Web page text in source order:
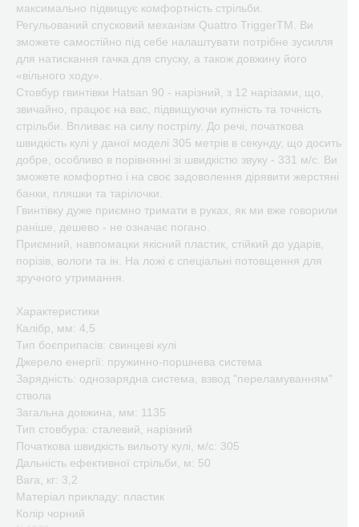
максимально підвищує комфортність стрільби.
Регульований спусковий механізм Quattro TriggerTM. Ви
зможете самостійно під себе налаштувати потрібне зусилля
для натискання гачка для спуску, а також довжину його
«вільного ходу».
Стовбур гвинтівки Hatsan 90 - нарізний, з 12 нарізами, що,
звичайно, працює на вас, підвищуючи купність та точність
стрільби. Впливає на силу пострілу. До речі, початкова
швидкість кулі у даної моделі 305 метрів в секунду, що досить
добре, особливо в порівнянні зі швидкістю звуку - 331 м/с. Ви
зможете комфортно і на своє задоволення дірявити жерстяні
банки, пляшки та тарілочки.
Гвинтівку дуже приємно тримати в руках, як ми вже говорили
раніше, дешево - не означає погано.
Приємний, навпомацки якісний пластик, стійкий до ударів,
порізів, вологи та ін. На ложі є спеціальні потовщення для
зручного утримання.
Характеристики
Калібр, мм: 4,5
Тип боєприпасів: свинцеві кулі
Джерело енергії: пружинно-поршнева система
Зарядність: однозарядна система, взвод "переламуванням"
ствола
Загальна довжина, мм: 1135
Тип стовбура: сталевий, нарізний
Початкова швидкість вильоту кулі, м/с: 305
Дальність ефективної стрільби, м: 50
Вага, кг: 3,2
Матеріал прикладу: пластик
Колір чорний